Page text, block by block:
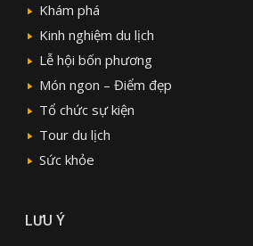
Khám phá
Kinh nghiệm du lịch
Lễ hội bốn phương
Món ngon – Điểm đẹp
Tổ chức sự kiện
Tour du lịch
Sức khỏe
LƯU Ý